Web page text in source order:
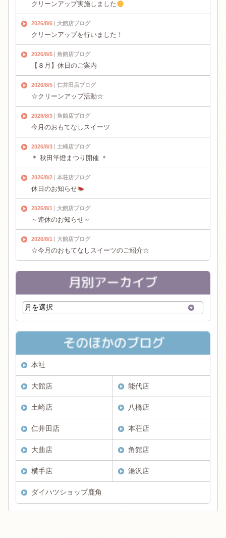
クリーンアップ実施しました
2026/8/6 大館店ブログ
クリーンアップを行いました！
2026/8/5 角館店ブログ
【８月】休日のご案内
2026/8/5 仁井田店ブログ
☆クリーンアップ活動☆
2026/8/3 角館店ブログ
今月のおもてなしスイーツ
2026/8/3 土崎店ブログ
＊ 秋田竿燈まつり開催 ＊
2026/8/2 本荘店ブログ
休日のお知らせ
2026/8/1 大館店ブログ
～連休のお知らせ～
2026/8/1 大館店ブログ
☆今月のおもてなしスイーツのご紹介☆
本社
大館店 能代店
土崎店 八橋店
仁井田店 本荘店
大曲店 角館店
横手店 湯沢店
ダイハツショップ鹿角